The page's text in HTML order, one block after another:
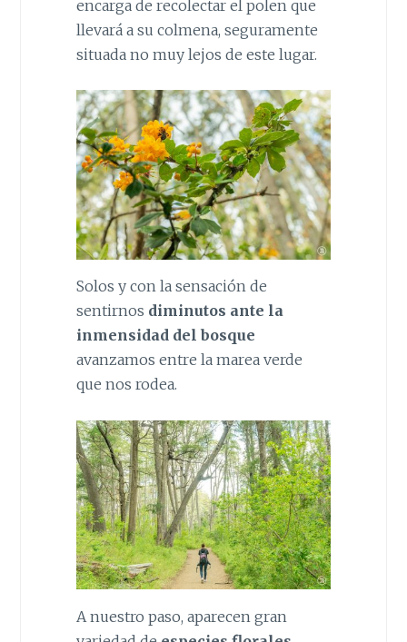
encarga de recolectar el polen que
llevará a su colmena, seguramente
situada no muy lejos de este lugar.
Solos y con la sensación de
sentirnos diminutos ante la
inmensidad del bosque
avanzamos entre la marea verde
que nos rodea.
A nuestro paso, aparecen gran